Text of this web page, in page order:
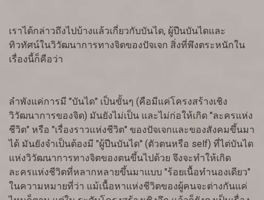
เราได้กล่าวถึงไปบ้างแล้วเกี่ยวกับบันได, ผู้ปีนบันไดและ
ทิวทัศน์ในวิวัฒนาการทางจิตของปัจเจก สิ่งที่พึงตระหนักใน
เรื่องนี้ก็คือว่า
ลำพังแค่การมี "บันได" เป็นขั้นๆ (คือมีแค่โครงสร้างเชิง
วิวัฒนาการของจิต) มันยังไม่เป็น และไม่ก่อให้เกิด "ละครแห่ง
ชีวิต" หรือ "เรื่องราวแห่งชีวิต" ของปัจเจกและของสังคมขึ้นมา
ได้ มันยังจำเป็นต้องมี "ผู้ปีนบันได" (ตัวตนหรือ self) ที่ไต่บันได
แห่งวิวัฒนาการทางจิตของตนขึ้นไปด้วย จึงจะทำให้เกิด
ละครแห่งชีวิตที่หลากหลายขึ้นมาแบบ "ร้อยเนื้อทำนองเดียว"
ในความหมายที่ว่า แม้เนื้อหาแห่งชีวิตของผู้คนจะต่างกันแค่